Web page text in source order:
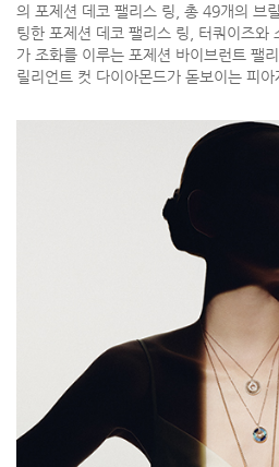
의 포제션 데코 팰리스 링, 총 49개의 브
팅한 포제션 데코 팰리스 링, 터쿼이즈와
가 조화를 이루는 포제션 바이브런트 팰
릴리언트 컷 다이아몬드가 돋보이는 피아